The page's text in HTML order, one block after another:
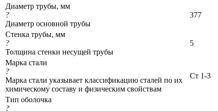
Диаметр трубы, мм
?
Диаметр основной трубы
377
Стенка трубы, мм
?
Толщина стенки несущей трубы
5
Марка стали
?
Марка стали указывает классификацию сталей по их
химическому составу и физическим свойствам
Ст 1-3
Тип оболочка
?